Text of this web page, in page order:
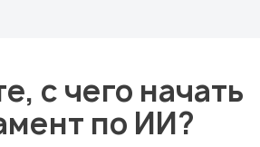
с чего начать
по ИИ?